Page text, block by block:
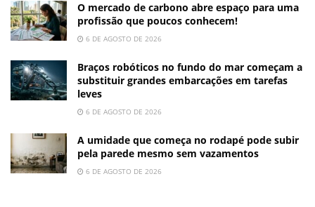
O mercado de carbono abre espaço para uma
profissão que poucos conhecem!
6 DE AGOSTO DE 2026
Braços robóticos no fundo do mar começam a
substituir grandes embarcações em tarefas
leves
6 DE AGOSTO DE 2026
A umidade que começa no rodapé pode subir
pela parede mesmo sem vazamentos
6 DE AGOSTO DE 2026